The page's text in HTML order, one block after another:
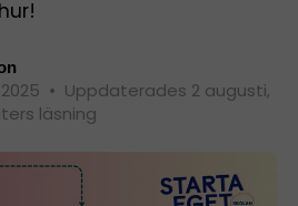
• Uppdaterades 2 augusti,
läsning